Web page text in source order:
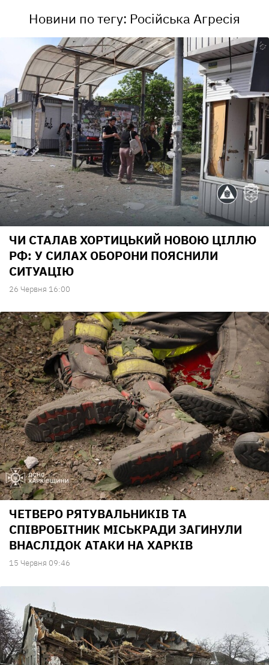
Новини по тегу: Російська Агресія
ЧИ СТАЛАВ ХОРТИЦЬКИЙ НОВОЮ ЦІЛЛЮ
РФ: У СИЛАХ ОБОРОНИ ПОЯСНИЛИ
СИТУАЦІЮ
26 Червня 16:00
ЧЕТВЕРО РЯТУВАЛЬНИКІВ ТА
СПІВРОБІТНИК МІСЬКРАДИ ЗАГИНУЛИ
ВНАСЛІДОК АТАКИ НА ХАРКІВ
15 Червня 09:46